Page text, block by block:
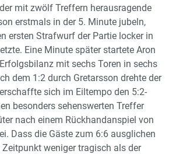
mit zwölf Treffern herausragende
erstmals in der 5. Minute jubeln,
ersten Strafwurf der Partie locker in
Eine Minute später startete Aron
mit sechs Toren in sechs
dem 1:2 durch Gretarsson drehte der
sich im Eiltempo den 5:2-
besonders sehenswerten Treffer
nach einem Rückhandanspiel von
Dass die Gäste zum 6:6 ausglichen
weniger tragisch als der